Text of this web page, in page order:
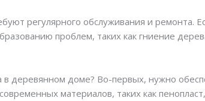
регулярного обслуживания и ремонта.
проблем, таких как гниение
деревянном доме? Во-первых, нужно
материалов, таких как